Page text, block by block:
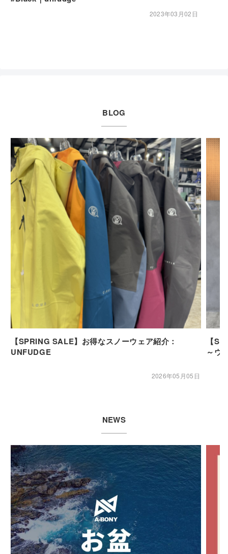
2023年03月02日
BLOG
【SPRING SALE】お得なスノーウェア紹介：
UNFUDGE
2026年05月05日
【
～ウ
NEWS